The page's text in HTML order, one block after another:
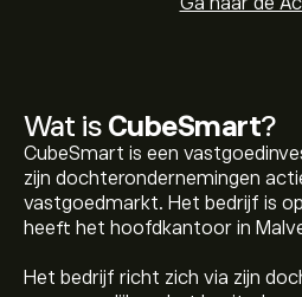
Wat is CubeSmart?
CubeSmart is een
zijn dochterondernemingen
vastgoedmarkt. Het bedrijf is
heeft het hoofdkantoor in
Het bedrijf richt zich via zijn